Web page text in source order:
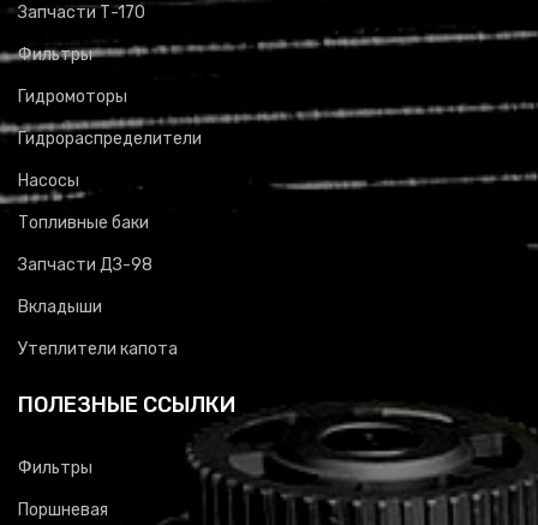
Запчасти Т-170
Фильтры
Гидромоторы
Гидрораспределители
Насосы
Топливные баки
Запчасти ДЗ-98
Вкладыши
Утеплители капота
ПОЛЕЗНЫЕ ССЫЛКИ
Фильтры
Поршневая